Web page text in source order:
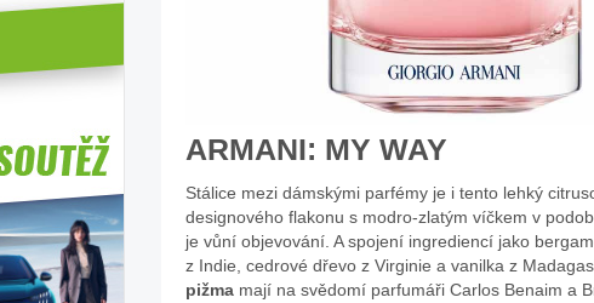
ARMANI: MY WAY
Stálice mezi dámskými parfémy je i tento lehký
designového flakonu s modro-zlatým víčkem v
je vůní objevování. A spojení ingrediencí jako
z Indie, cedrové dřevo z Virginie a vanilka z
pižma mají na svědomí parfumáři Carlos Benaim a